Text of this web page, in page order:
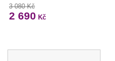
3 080 Kč
2 690 Kč